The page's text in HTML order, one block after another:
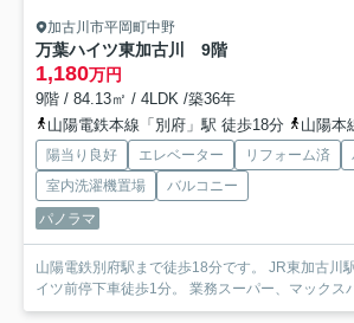
加古川市平岡町中野
万葉ハイツ東加古川 9階
1,180万円
9階 / 84.13㎡ / 4LDK /築36年
山陽電鉄本線「別府」駅 徒歩18分
山陽本線
陽当り良好 エレベーター リフォーム済
室内洗濯機置場
バルコニー
パノラマ
山陽電鉄別府駅まで徒歩18分です。 JR東加古川
イツ前停下車徒歩1分。 業務スーパー、マックス